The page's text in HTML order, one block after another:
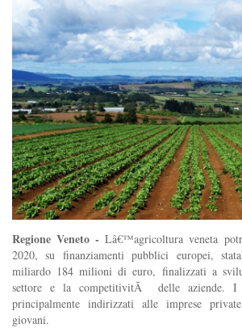
Regione Veneto - Lâ€™agricoltura veneta
2020, su finanziamenti pubblici europei,
miliardo 184 milioni di euro, finalizzati a
settore e la competitivitÃ delle aziende. I
principalmente indirizzati alle imprese
giovani.